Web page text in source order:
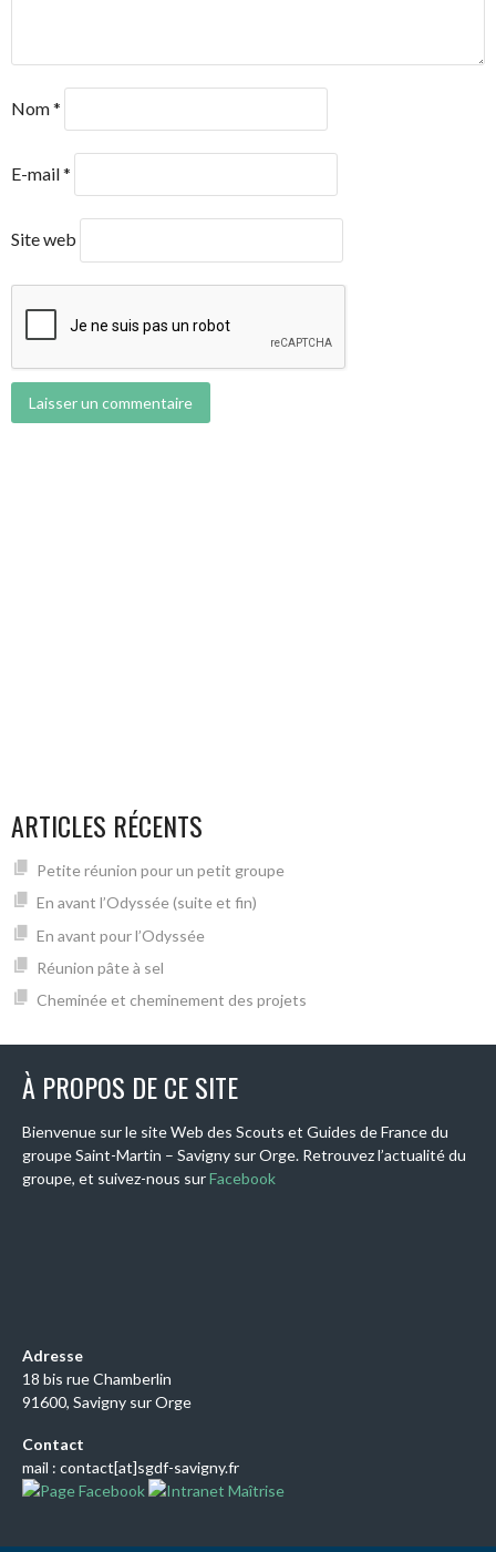
Nom*
E-mail*
Site web
ARTICLES RÉCENTS
Petite réunion pour un petit groupe
En avant l’Odyssée (suite et fin)
En avant pour l’Odyssée
Réunion pâte à sel
Cheminée et cheminement des projets
À PROPOS DE CE SITE
Bienvenue sur le site Web des Scouts et Guides de France du
groupe Saint-Martin – Savigny sur Orge. Retrouvez l’actualité du
groupe, et suivez-nous surFacebook
Adresse
18 bis rue Chamberlin
91600, Savigny sur Orge
Contact
mail : contact[at]sgdf-savigny.fr